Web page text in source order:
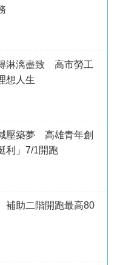
淋漓盡致 高市勞工
想人生
壓築夢 高雄青年創
利」7/1開跑
助二階開跑最高80